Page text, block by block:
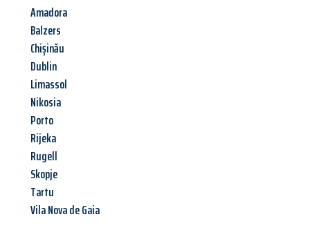
Amadora
Balzers
Chișinău
Dublin
Limassol
Nikosia
Porto
Rijeka
Rugell
Skopje
Tartu
Vila Nova de Gaia